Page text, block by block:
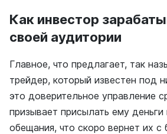
Как инвестор
своей аудитории
Главное, что предлагает, так
трейдер, который известен под
это доверительное управление
призывает присылать ему
обещания, что скоро вернет их с